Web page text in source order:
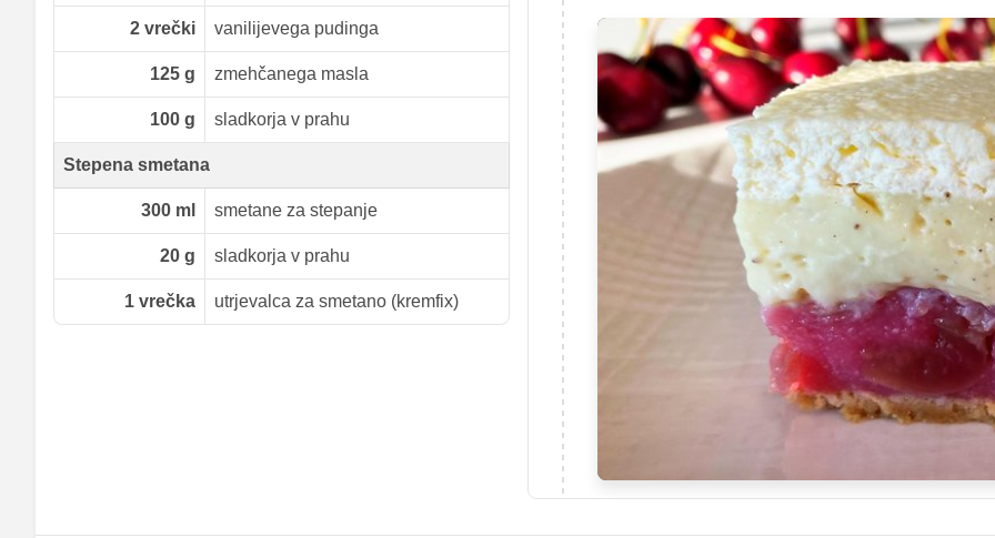
2 vrečki vanilijevega pudinga
125 g zmehčanega masla
100 g sladkorja v prahu
Stepena smetana
300 ml smetane za stepanje
20 g sladkorja v prahu
1 vrečka utrjevalca za smetano (kremfix)